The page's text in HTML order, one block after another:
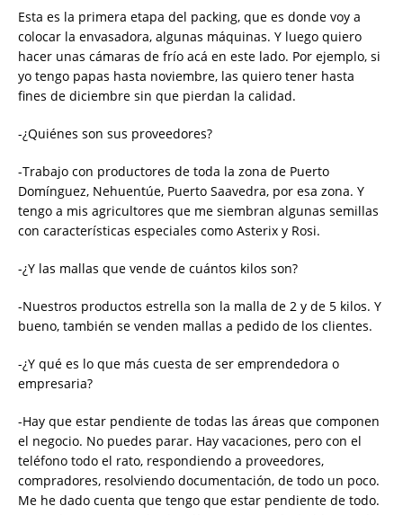
Esta es la primera etapa del packing, que es donde voy a
colocar la envasadora, algunas máquinas. Y luego quiero
hacer unas cámaras de frío acá en este lado. Por ejemplo, si
yo tengo papas hasta noviembre, las quiero tener hasta
fines de diciembre sin que pierdan la calidad.
-¿Quiénes son sus proveedores?
-Trabajo con productores de toda la zona de Puerto
Domínguez, Nehuentúe, Puerto Saavedra, por esa zona. Y
tengo a mis agricultores que me siembran algunas semillas
con características especiales como Asterix y Rosi.
-¿Y las mallas que vende de cuántos kilos son?
-Nuestros productos estrella son la malla de 2 y de 5 kilos. Y
bueno, también se venden mallas a pedido de los clientes.
-¿Y qué es lo que más cuesta de ser emprendedora o
empresaria?
-Hay que estar pendiente de todas las áreas que componen
el negocio. No puedes parar. Hay vacaciones, pero con el
teléfono todo el rato, respondiendo a proveedores,
compradores, resolviendo documentación, de todo un poco.
Me he dado cuenta que tengo que estar pendiente de todo.